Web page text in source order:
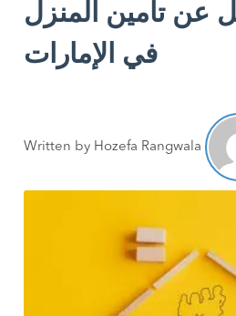
عن تأمين المنزل
في الإمارات
Written by Hozefa Rangwala